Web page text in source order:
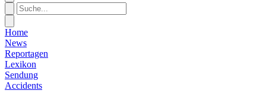
Home
News
Reportagen
Lexikon
Sendung
Accidents